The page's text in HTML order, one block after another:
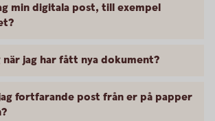
min digitala post, till exempel
när jag har fått nya dokument?
fortfarande post från er på papper